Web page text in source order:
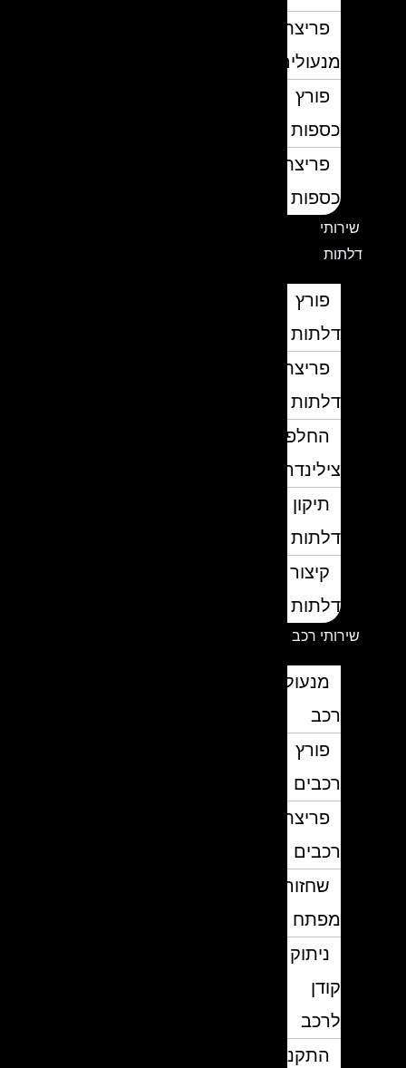
פריצת
מנעולים
פורץ
כספות
פריצת
כספות
שירותי
דלתות
פורץ
דלתות
פריצת
דלתות
החלפת
צילינדרים
תיקון
דלתות
קיצור
דלתות
שירותי רכב
מנעולן
פורץ
רכבים
פריצת
רכבים
שחזור
מפתח
ניתוק
לרכב
התקנת